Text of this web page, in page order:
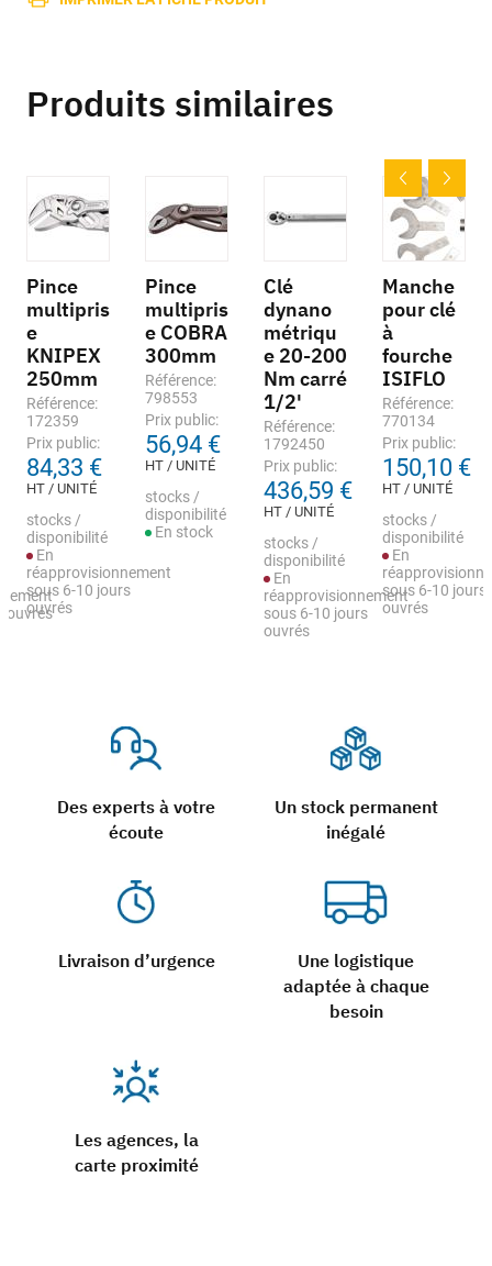
Des experts à votre
écoute
Un stock permanent
inégalé
Livraison d’urgence
Une logistique
adaptée à chaque
besoin
Les agences, la
carte proximité
Produits similaires
ouvrés
Pince
multipris
e
KNIPEX
250mm
Référence:
172359
Prix public:
84,33 €
HT / UNITÉ
stocks /
disponibilité
En
réapprovisionnement
sous 6-10 jours
ouvrés
Pince
multipris
e COBRA
300mm
Référence:
798553
Prix public:
56,94 €
HT / UNITÉ
stocks /
disponibilité
En stock
Clé
dynano
métriqu
e 20-200
Nm carré
1/2'
Référence:
1792450
Prix public:
436,59 €
HT / UNITÉ
stocks /
disponibilité
En
réapprovisionnement
sous 6-10 jours
ouvrés
Manche
pour clé
à
fourche
ISIFLO
Référence:
770134
Prix public:
150,10 €
HT / UNITÉ
stocks /
disponibilité
En
sous 6-10 jours
ouvrés